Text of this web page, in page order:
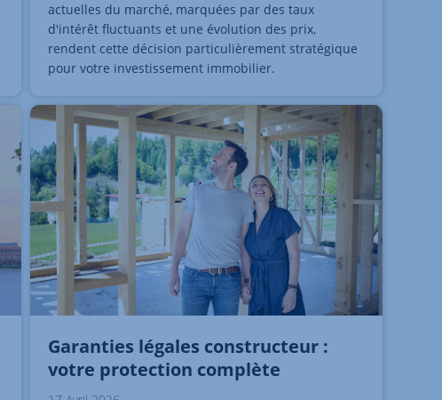
actuelles du marché, marquées par des taux
d'intérêt fluctuants et une évolution des prix,
rendent cette décision particulièrement stratégique
pour votre investissement immobilier.
Garanties légales constructeur :
votre protection complète